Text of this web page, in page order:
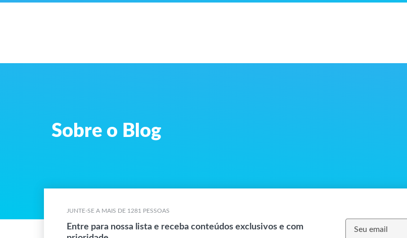
Sobre o Blog
JUNTE-SE A MAIS DE 1281 PESSOAS
Entre para nossa lista e receba conteúdos exclusivos e com